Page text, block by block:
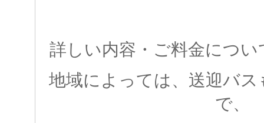
詳しい内容・ご料金につい
地域によっては、送迎バ
で、